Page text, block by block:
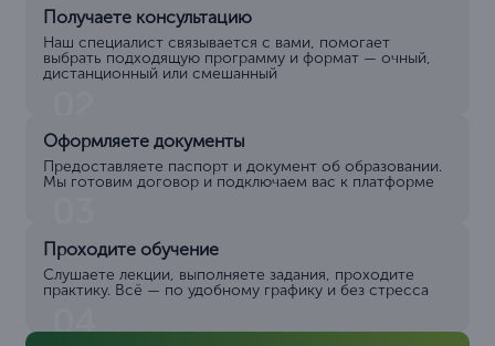
Получаете консультацию
Наш специалист связывается с вами, помогает
выбрать подходящую программу и формат — очный,
дистанционный или смешанный
Оформляете документы
Предоставляете паспорт и документ об образовании.
Мы готовим договор и подключаем вас к платформе
Проходите обучение
Слушаете лекции, выполняете задания, проходите
практику. Всё — по удобному графику и без стресса
04